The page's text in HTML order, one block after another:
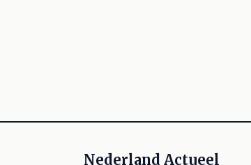
Nederland Actueel